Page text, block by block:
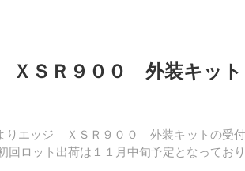
ＸＳＲ９００ 外装キッ
りエッジ ＸＳＲ９００ 外装キットの受
回ロット出荷は１１月中旬予定となってお